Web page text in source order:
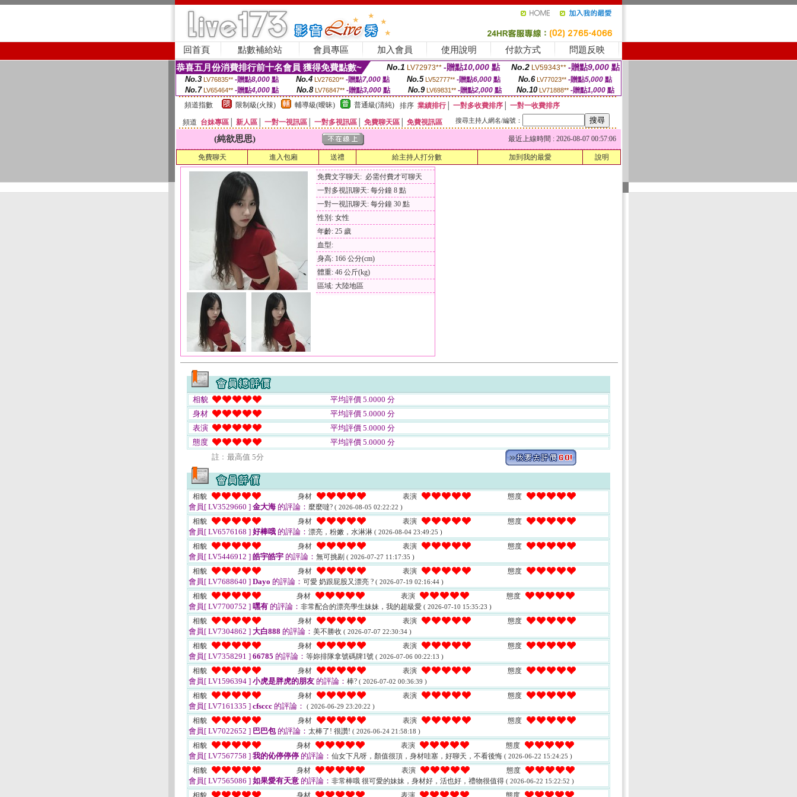
回首頁 點數補給站 會員專區 加入會員 使用說明 付款方式 問題反映
恭喜五月份消費排行前十名會員 獲得免費點數~ No.1 LV72973** -贈點10,000 點 No.2 LV59343** -贈點9,000 點
No.3 LV76835** -贈點8,000點 No.4 LV27620** -贈點7,000點 No.5 LV52777** -贈點6,000點 No.6 LV77023** -贈點5,000點
No.7 LV65464** -贈點4,000 點 No.8 LV76847** -贈點3,000 點 No.9 LV69831** -贈點2,000點 No.10 LV71888** -贈點1,000 點
頻道指數
限制級(火辣) 輔導級(曖昧) 普通級(清純) 排序 業績排行│ 一對多收費排序
一對一收費排序
頻道 台妹專區 新人區 一對一視訊區 一對多視訊區 免費聊天區 免費視訊區 搜尋主持人網名/編號：
(純欲思思) 最近上線時間 : 2026-08-07 00:57:06
免費聊天 進入包廂 送禮 給主持人打分數 加到我的最愛 說明
免費文字聊天: 必需付費才可聊天
一對多視訊聊天: 每分鐘 8 點
一對一視訊聊天: 每分鐘 30 點
性別: 女性
年齡: 25 歲
血型:
身高: 166 公分(cm)
體重: 46 公斤(kg)
區域: 大陸地區
相貌
平均評價 5.0000 分
身材
平均評價 5.0000 分
表演
平均評價 5.0000 分
態度
平均評價 5.0000 分
註﹕最高值 5分
相貌 身材 表演 態度
會員[ LV3529660 ] 金大海 的評論： 麼麼噠? ( 2026-08-05 02:22:22 )
相貌 身材 表演 態度
會員[ LV6576168 ] 好棒哦 的評論： 漂亮，粉嫩，水淋淋 ( 2026-08-04 23:49:25 )
相貌 身材 表演 態度
會員[ LV5446912 ] 皓宇皓宇 的評論： 無可挑剔 ( 2026-07-27 11:17:35 )
相貌 身材 表演 態度
會員[ LV7688640 ] Dayo 的評論： 可愛 奶跟屁股又漂亮 ? ( 2026-07-19 02:16:44 )
相貌 身材 表演 態度
會員[ LV7700752 ] 嘿有 的評論： 非常配合的漂亮學生妹妹，我的超級愛 ( 2026-07-10 15:35:23 )
相貌 身材 表演 態度
會員[ LV7304862 ] 大白888 的評論： 美不勝收 ( 2026-07-07 22:30:34 )
相貌 身材 表演 態度
會員[ LV7358291 ] 66785 的評論： 等妳排隊拿號碼牌1號 ( 2026-07-06 00:22:13 )
相貌 身材 表演 態度
會員[ LV1596394 ] 小虎是胖虎的朋友 的評論： 棒? ( 2026-07-02 00:36:39 )
相貌 身材 表演 態度
會員[ LV7161335 ] cfsccc 的評論： ( 2026-06-29 23:20:22 )
相貌 身材 表演 態度
會員[ LV7022652 ] 巴巴包的評論： 太棒了! 很讚! ( 2026-06-24 21:58:18 )
相貌 身材 表演 態度
會員[ LV7567758 ] 我的伈停停停 的評論： 仙女下凡呀，顏值很頂，身材哇塞，好聊天，不看後悔 ( 2026-06-22 15:24:25 )
相貌 身材 表演 態度
會員[ LV7565086 ] 如果愛有天意 的評論： 非常棒哦 很可愛的妹妹，身材好，活也好，禮物很值得 ( 2026-06-22 15:22:52 )
相貌 身材 表演 態度